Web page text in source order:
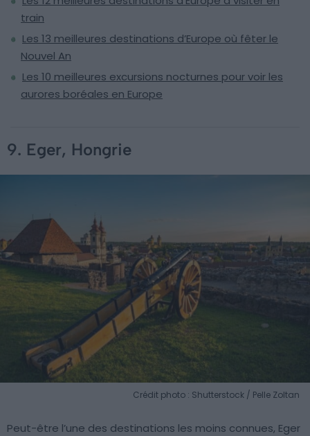
train
Les 13 meilleures destinations d’Europe où fêter le
Nouvel An
Les 10 meilleures excursions nocturnes pour voir les
aurores boréales en Europe
9. Eger, Hongrie
Crédit photo : Shutterstock / Pelle Zoltan
Peut-être l’une des destinations les moins connues, Eger